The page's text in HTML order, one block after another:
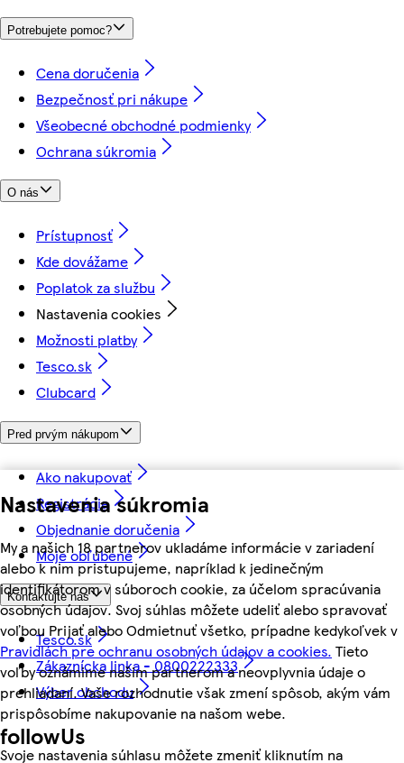
Nastavenia súkromia
My a našich 18 partnerov ukladáme informácie v zariadení
alebo k nim pristupujeme, napríklad k jedinečným
identifikátorom v súboroch cookie, za účelom spracúvania
osobných údajov. Svoj súhlas môžete udeliť alebo spravovať
voľbou Prijať alebo Odmietnuť všetko, prípadne kedykoľvek v
Pravidlách pre ochranu osobných údajov a cookies. Tieto
voľby oznámime našim partnerom a neovplyvnia údaje o
prehliadaní. Vaše rozhodnutie však zmení spôsob, akým vám
prispôsobíme nakupovanie na našom webe.
Svoje nastavenia súhlasu môžete zmeniť kliknutím na
Potrebujete pomoc?
Cena doručenia
Bezpečnosť pri nákupe
Všeobecné obchodné podmienky
Ochrana súkromia
O nás
Prístupnosť
Kde dovážame
Poplatok za službu
Nastavenia cookies
Možnosti platby
Tesco.sk
Clubcard
Pred prvým nákupom
Ako nakupovať
Registrácia
Objednanie doručenia
Moje obľúbené
Kontaktujte nás
Tesco.sk
Zákaznícka linka - 0800222333
Výber obchodu
followUs